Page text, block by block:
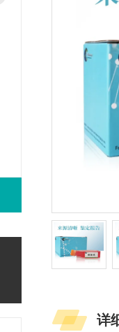
详